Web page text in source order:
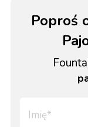
Poproś